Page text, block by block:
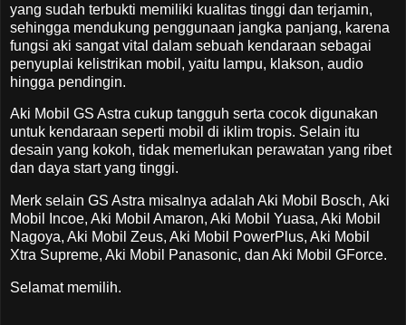
yang sudah terbukti memiliki kualitas tinggi dan terjamin,
sehingga mendukung penggunaan jangka panjang, karena
fungsi aki sangat vital dalam sebuah kendaraan sebagai
penyuplai kelistrikan mobil, yaitu lampu, klakson, audio
hingga pendingin.
Aki Mobil GS Astra cukup tangguh serta cocok digunakan
untuk kendaraan seperti mobil di iklim tropis. Selain itu
desain yang kokoh, tidak memerlukan perawatan yang ribet
dan daya start yang tinggi.
Merk selain GS Astra misalnya adalah Aki Mobil Bosch, Aki
Mobil Incoe, Aki Mobil Amaron, Aki Mobil Yuasa, Aki Mobil
Nagoya, Aki Mobil Zeus, Aki Mobil PowerPlus, Aki Mobil
Xtra Supreme, Aki Mobil Panasonic, dan Aki Mobil GForce.
Selamat memilih.